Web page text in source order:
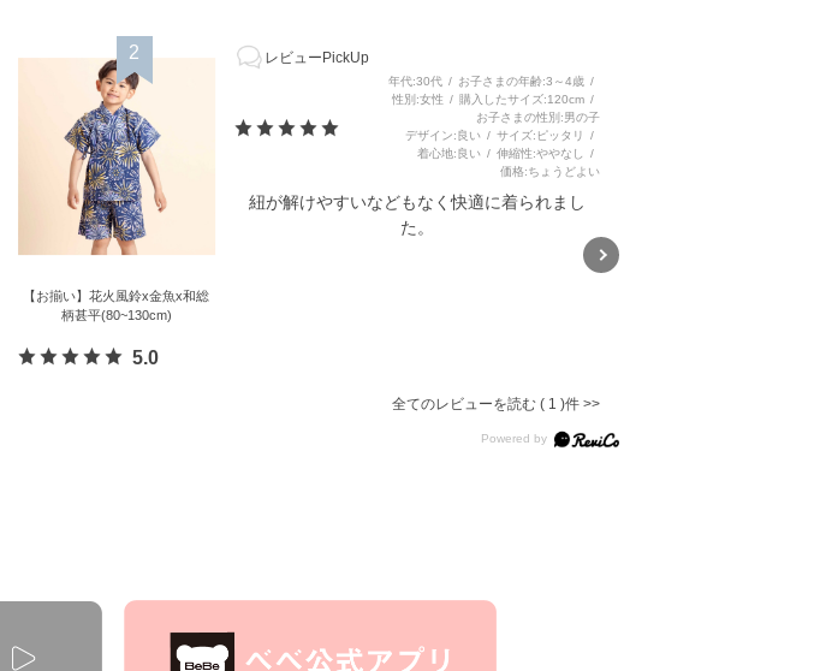
2
【お揃い】花火風鈴x金魚x和総
柄甚平(80~130cm)
5.0
レビューPickUp
年代 30代 お子さまの年齢 3～4歳
性別 女性 購入したサイズ 120cm
お子さまの性別 男の子
デザイン 良い サイズ ピッタリ
着心地 良い 伸縮性 ややなし
価格 ちょうどよい
紐が解けやすいなどもなく快適に着られまし
た。
全てのレビューを読む 1